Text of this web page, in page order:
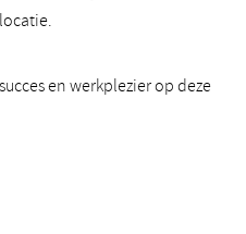
en werkplezier op deze